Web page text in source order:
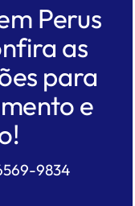
Perus
as
para
e
9834